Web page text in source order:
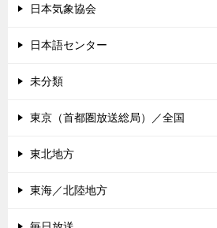
日本気象協会
日本語センター
未分類
東京（首都圏放送総局）／全国
東北地方
東海／北陸地方